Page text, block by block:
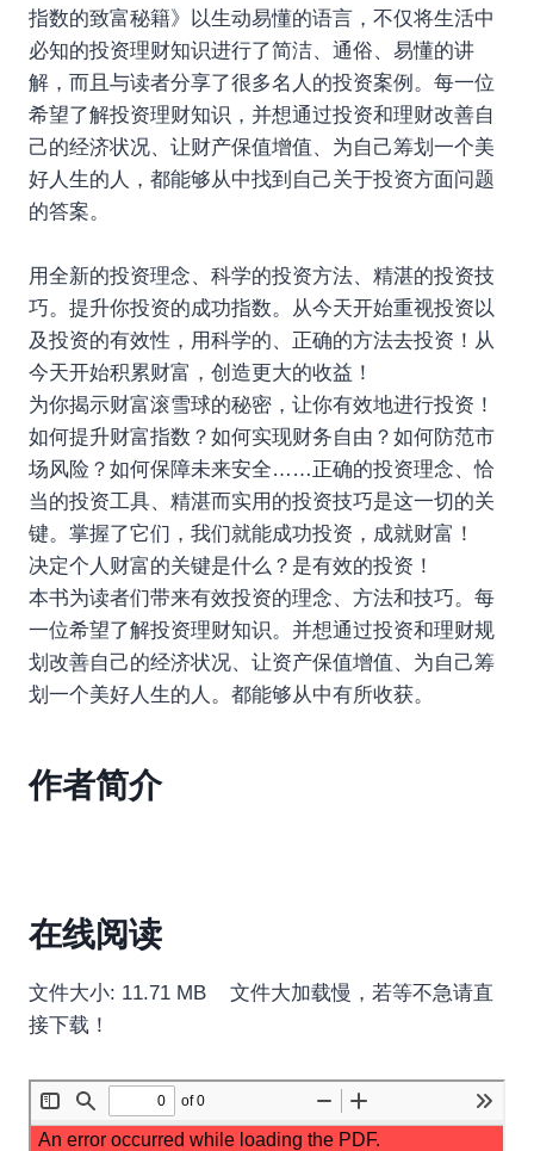
指数的致富秘籍》以生动易懂的语言，不仅将生活中
必知的投资理财知识进行了简洁、通俗、易懂的讲
解，而且与读者分享了很多名人的投资案例。每一位
希望了解投资理财知识，并想通过投资和理财改善自
己的经济状况、让财产保值增值、为自己筹划一个美
好人生的人，都能够从中找到自己关于投资方面问题
的答案。
用全新的投资理念、科学的投资方法、精湛的投资技
巧。提升你投资的成功指数。从今天开始重视投资以
及投资的有效性，用科学的、正确的方法去投资！从
今天开始积累财富，创造更大的收益！
为你揭示财富滚雪球的秘密，让你有效地进行投资！
如何提升财富指数？如何实现财务自由？如何防范市
场风险？如何保障未来安全……正确的投资理念、恰
当的投资工具、精湛而实用的投资技巧是这一切的关
键。掌握了它们，我们就能成功投资，成就财富！
决定个人财富的关键是什么？是有效的投资！
本书为读者们带来有效投资的理念、方法和技巧。每
一位希望了解投资理财知识。并想通过投资和理财规
划改善自己的经济状况、让资产保值增值、为自己筹
划一个美好人生的人。都能够从中有所收获。
作者简介
在线阅读
文件大小: 11.71 MB 文件大加载慢，若等不急请直
接下载！